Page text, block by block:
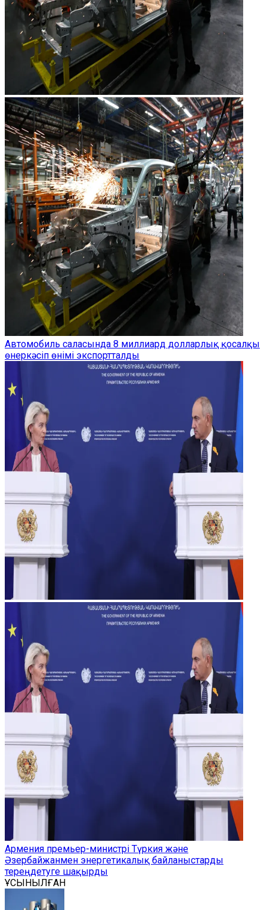
Автомобиль саласында 8 миллиард долларлық қосалқы
өнеркәсіп өнімі экспортталды
Армения премьер-министрі Түркия және
Әзербайжанмен энергетикалық байланыстарды
тереңдетуге шақырды
ҰСЫНЫЛҒАН